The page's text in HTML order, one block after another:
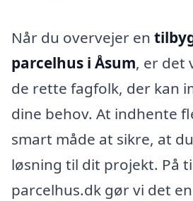
Når du overvejer en
parcelhus i Åsum, er det
de rette fagfolk, der kan
dine behov. At indhente
smart måde at sikre, at
løsning til dit projekt. På
parcelhus.dk gør vi det